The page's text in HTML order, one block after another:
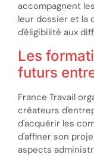
accompagnent
leur dossier et la
d'éligibilité aux
Les
futurs
France Travail
créateurs
d'acquérir les
d'affiner son
aspects